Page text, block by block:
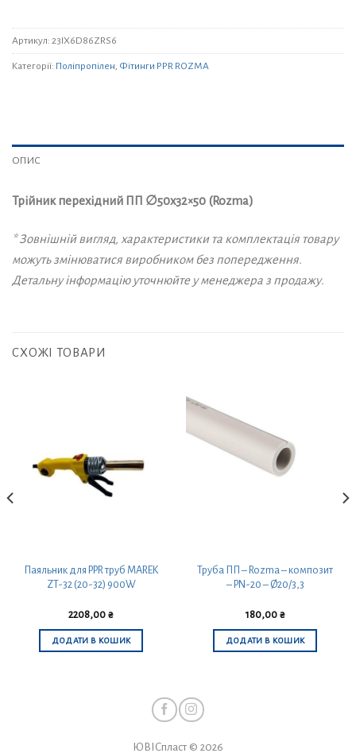
Артикул: 23IX6D86ZRS6
Категорії: Поліпропілен, Фітинги PPR ROZMA
ОПИС
Трійник перехідний ПП ∅50х32×50 (Rozma)
* Зовнішній вигляд, характеристики та комплектація товару
можуть змінюватися виробником без попередження.
Детальну інформацію уточнюйте у менеджера з продажу.
СХОЖІ ТОВАРИ
Паяльник для PPR труб MAREK
ZT-32 (20-32) 900W
2208,00 ₴
ДОДАТИ В КОШИК
Труба ПП – Rozma – композит
– PN-20 – Ø20/3,3
180,00 ₴
ДОДАТИ В КОШИК
ЮВІСпласт © 2026